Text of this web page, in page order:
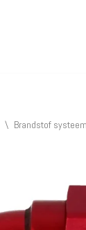
\ Brandstof systeem